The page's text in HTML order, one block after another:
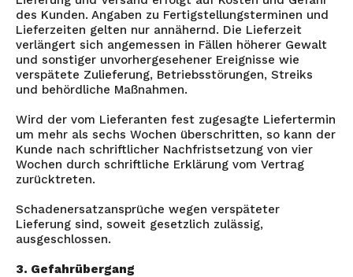
des Kunden. Angaben zu Fertigstellungsterminen und
Lieferzeiten gelten nur annähernd. Die Lieferzeit
verlängert sich angemessen in Fällen höherer Gewalt
und sonstiger unvorhergesehener Ereignisse wie
verspätete Zulieferung, Betriebsstörungen, Streiks
und behördliche Maßnahmen.
Wird der vom Lieferanten fest zugesagte Liefertermin
um mehr als sechs Wochen überschritten, so kann der
Kunde nach schriftlicher Nachfristsetzung von vier
Wochen durch schriftliche Erklärung vom Vertrag
zurücktreten.
Schadenersatzansprüche wegen verspäteter
Lieferung sind, soweit gesetzlich zulässig,
ausgeschlossen.
3. Gefahrübergang